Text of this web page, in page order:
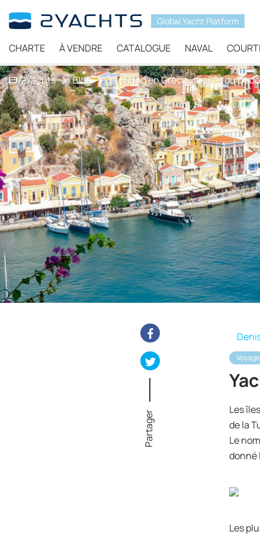
Global Yacht Platform
CHARTE À VENDRE CATALOGUE NAVAL
2Yachts Blog Yachting en Grèce : les îles du
Partager
Voyage
Les
de la
Le
donné
Les